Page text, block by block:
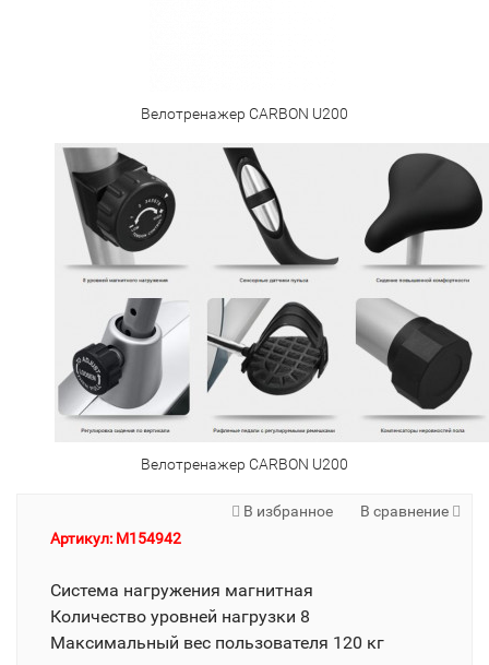
Велотренажер CARBON U200
Велотренажер CARBON U200
В избранное
В сравнение
Артикул: M154942
Система нагружения магнитная
Количество уровней нагрузки 8
Максимальный вес пользователя 120 кг